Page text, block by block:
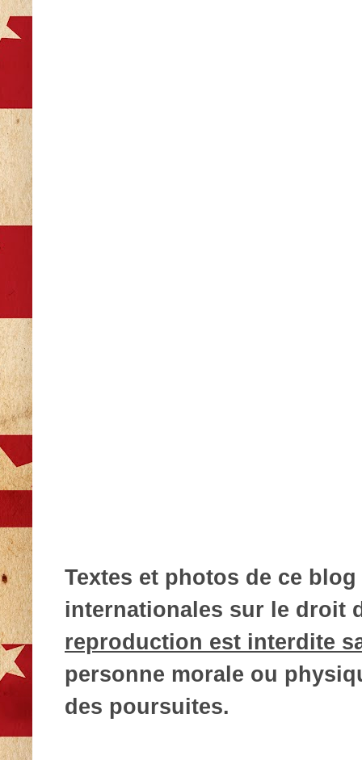
Textes et photos de ce
internationales sur le droit
reproduction est interdite
personne morale ou
des poursuites.